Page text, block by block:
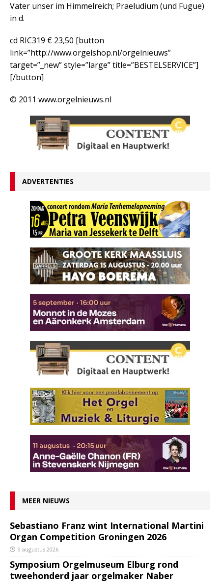
Vater unser im Himmelreich; Praeludium (und Fugue)
in d.
cd RIC319 € 23,50 [button
link=”http://www.orgelshop.nl/orgelnieuws”
target=”_new” style=”large” title=”BESTELSERVICE”]
[/button]
© 2011 www.orgelnieuws.nl
ADVERTENTIES
MEER NIEUWS
Sebastiano Franz wint International Martini
Organ Competition Groningen 2026
9 augustus 2026
Symposium Orgelmuseum Elburg rond
tweehonderd jaar orgelmaker Naber